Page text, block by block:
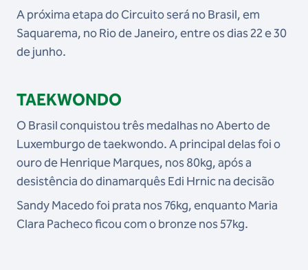
A próxima etapa do Circuito será no Brasil, em
Saquarema, no Rio de Janeiro, entre os dias 22 e 30
de junho.
TAEKWONDO
O Brasil conquistou três medalhas no Aberto de
Luxemburgo de taekwondo. A principal delas foi o
ouro de Henrique Marques, nos 80kg, após a
desistência do dinamarquês Edi Hrnic na decisão
Sandy Macedo foi prata nos 76kg, enquanto Maria
Clara Pacheco ficou com o bronze nos 57kg.